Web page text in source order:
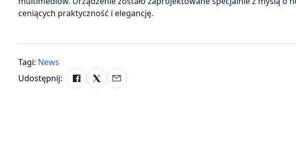
ceniących praktyczność i elegancję.
Tagi: News
Udostępnij: